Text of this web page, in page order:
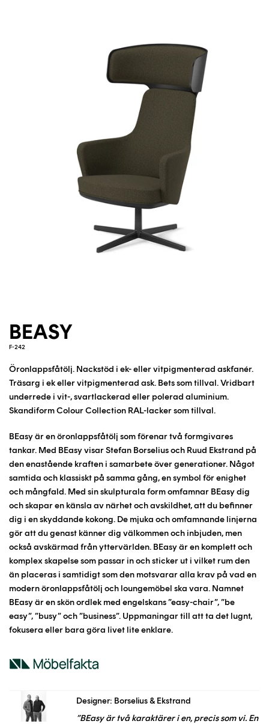
BEASY
F-242
Öronlappsfåtölj. Nackstöd i ek- eller vitpigmenterad askfanér.
Träsarg i ek eller vitpigmenterad ask. Bets som tillval. Vridbart
underrede i vit-, svartlackerad eller polerad aluminium.
Skandiform Colour Collection RAL-lacker som tillval.
BEasy är en öronlappsfåtölj som förenar två formgivares
tankar. Med BEasy visar Stefan Borselius och Ruud Ekstrand på
den enastående kraften i samarbete över generationer. Något
samtida och klassiskt på samma gång, en symbol för enighet
och mångfald. Med sin skulpturala form omfamnar BEasy dig
och skapar en känsla av närhet och avskildhet, att du befinner
dig i en skyddande kokong. De mjuka och omfamnande linjerna
gör att du genast känner dig välkommen och inbjuden, men
också avskärmad från yttervärlden. BEasy är en komplett och
komplex skapelse som passar in och sticker ut i vilket rum den
än placeras i samtidigt som den motsvarar alla krav på vad en
modern öronlappsfåtölj och loungemöbel ska vara. Namnet
BEasy är en skön ordlek med engelskans ”easy-chair”, ”be
easy”, ”busy” och ”business”. Uppmaningar till att ta det lugnt,
fokusera eller bara göra livet lite enklare.
Designer: Borselius & Ekstrand
”BEasy är två karaktärer i en, precis som vi. En